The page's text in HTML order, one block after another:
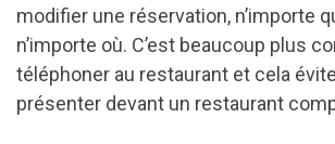
modifier une réservation, n’importe
n’importe où. C’est beaucoup plus
téléphoner au restaurant et cela
présenter devant un restaurant